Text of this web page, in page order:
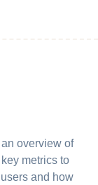
overview of
metrics to
and how